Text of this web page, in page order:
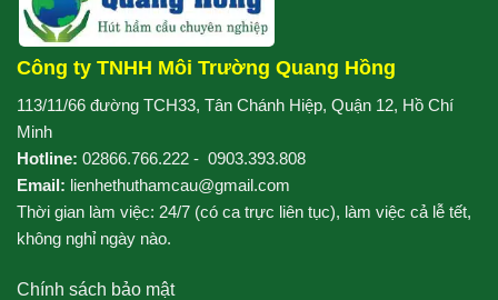
Công ty TNHH Môi Trường Quang Hồng
113/11/66 đường TCH33, Tân Chánh Hiệp, Quận 12, Hồ Chí
Minh
Hotline: 02866.766.222 - 0903.393.808
Email: lienhethuthamcau@gmail.com
Thời gian làm việc: 24/7 (có ca trực liên tục), làm việc cả lễ tết,
không nghỉ ngày nào.
Chính sách bảo mật